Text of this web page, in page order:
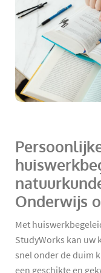
Onderwijs
Met
StudyWorks kan uw
snel onder de duim
een geschikte en